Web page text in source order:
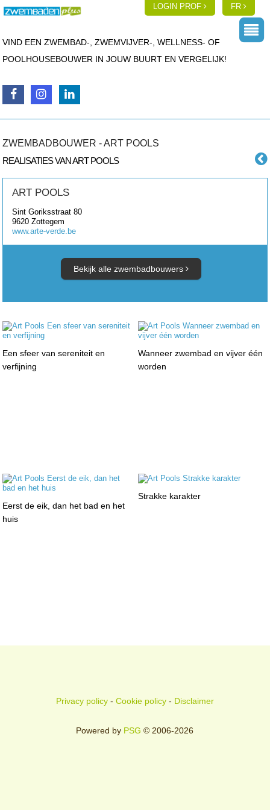
LOGIN PROF FR
VIND EEN ZWEMBAD-, ZWEMVIJVER-, WELLNESS- OF
POOLHOUSEBOUWER IN JOUW BUURT EN VERGELIJK!
ZWEMBADBOUWER - ART POOLS
REALISATIES VAN ART POOLS
ART POOLS
Sint Goriksstraat 80
9620 Zottegem
www.arte-verde.be
Bekijk alle zwembadbouwers
Een sfeer van sereniteit en
verfijning
Wanneer zwembad en vijver één
worden
Eerst de eik, dan het bad en het
huis
Strakke karakter
Privacy policy- Cookie policy- Disclaimer
Powered by PSG © 2006-2026